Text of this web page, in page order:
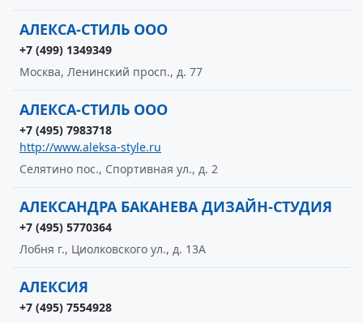
АЛЕКСА-СТИЛЬ ООО
+7 (499) 1349349
Москва, Ленинский просп., д. 77
АЛЕКСА-СТИЛЬ ООО
+7 (495) 7983718
http://www.aleksa-style.ru
Селятино пос., Спортивная ул., д. 2
АЛЕКСАНДРА БАКАНЕВА ДИЗАЙН-СТУДИЯ
+7 (495) 5770364
Лобня г., Циолковского ул., д. 13А
АЛЕКСИЯ
+7 (495) 7554928